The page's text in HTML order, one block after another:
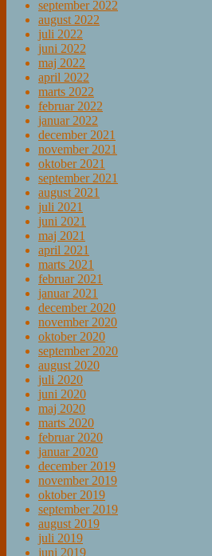
september 2022
august 2022
juli 2022
juni 2022
maj 2022
april 2022
marts 2022
februar 2022
januar 2022
december 2021
november 2021
oktober 2021
september 2021
august 2021
juli 2021
juni 2021
maj 2021
april 2021
marts 2021
februar 2021
januar 2021
december 2020
november 2020
oktober 2020
september 2020
august 2020
juli 2020
juni 2020
maj 2020
marts 2020
februar 2020
januar 2020
december 2019
november 2019
oktober 2019
september 2019
august 2019
juli 2019
juni 2019